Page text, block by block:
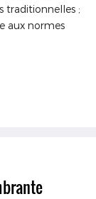
traditionnelles ;
aux normes